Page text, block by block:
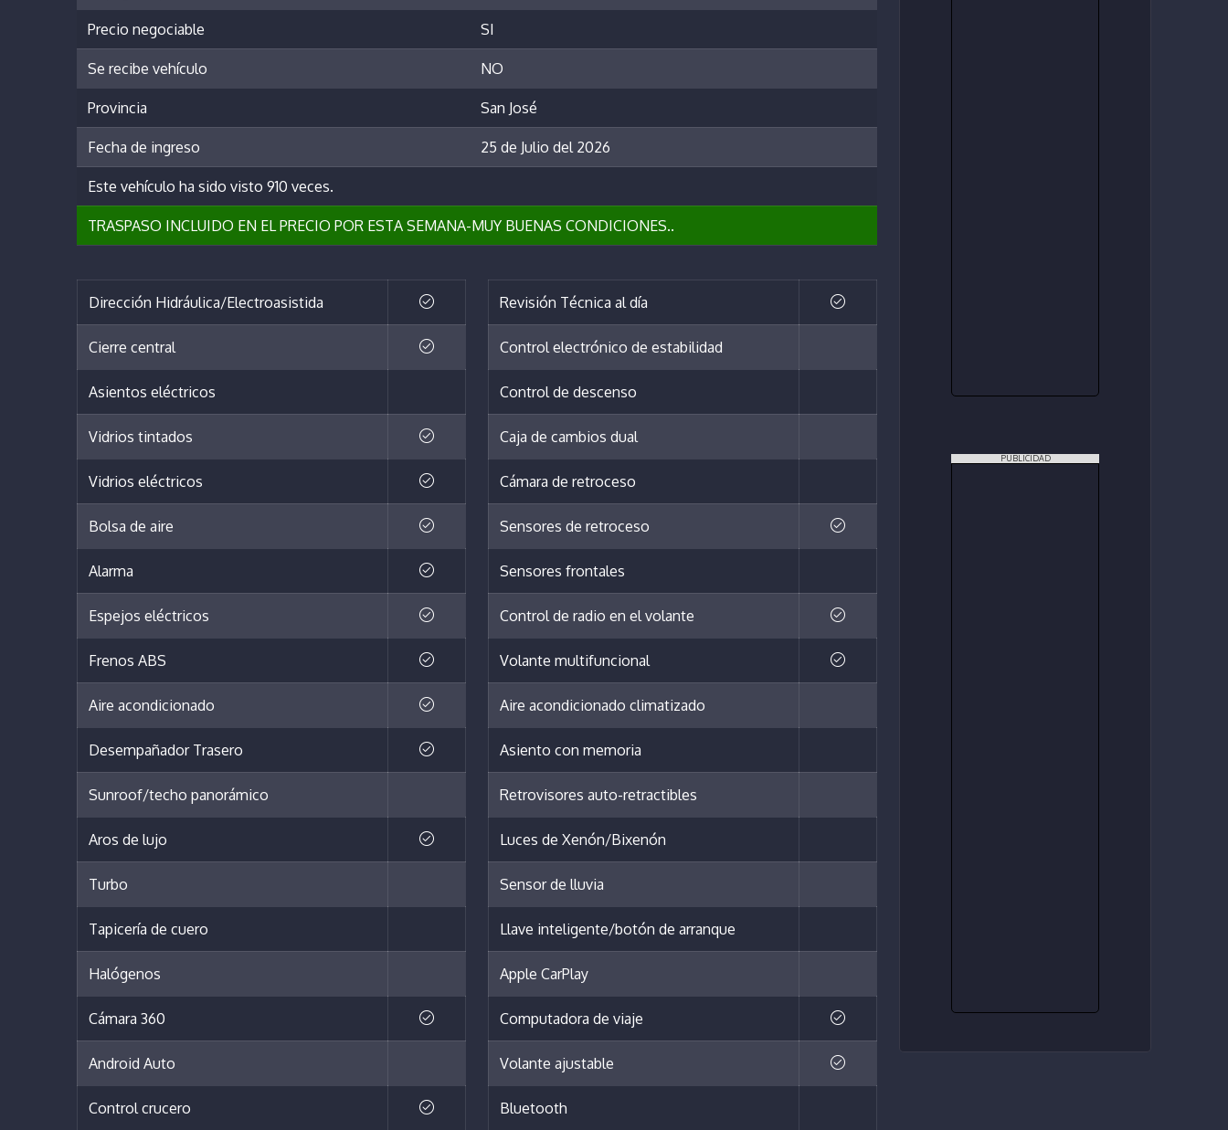
Precio negociable SI
Se recibe vehículo NO
Provincia San José
Fecha de ingreso 25 de Julio del 2026
Este vehículo ha sido visto 910 veces.
TRASPASO INCLUIDO EN EL PRECIO POR ESTA SEMANA-MUY BUENAS CONDICIONES..
Dirección Hidráulica/Electroasistida
Cierre central
Asientos eléctricos
Vidrios tintados
Vidrios eléctricos
Bolsa de aire
Alarma
Espejos eléctricos
Frenos ABS
Aire acondicionado
Desempañador Trasero
Sunroof/techo panorámico
Aros de lujo
Turbo
Tapicería de cuero
Halógenos
Cámara 360
Android Auto
Control crucero
Revisión Técnica al día
Control electrónico de estabilidad
Control de descenso
Caja de cambios dual
Cámara de retroceso
Sensores de retroceso
Sensores frontales
Control de radio en el volante
Volante multifuncional
Aire acondicionado climatizado
Asiento con memoria
Retrovisores auto-retractibles
Luces de Xenón/Bixenón
Sensor de lluvia
Llave inteligente/botón de arranque
Apple CarPlay
Computadora de viaje
Volante ajustable
Bluetooth
PUBLICIDAD